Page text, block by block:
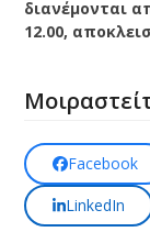
διανέμονται
12.00,
Facebook
LinkedIn